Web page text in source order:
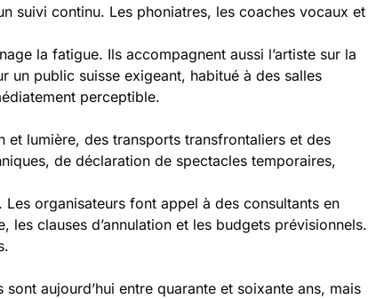
suivi continu. Les phoniatres, les coaches vocaux et
la fatigue. Ils accompagnent aussi l’artiste sur la
un public suisse exigeant, habitué à des salles
perceptible.
et lumière, des transports transfrontaliers et des
de déclaration de spectacles temporaires,
organisateurs font appel à des consultants en
clauses d’annulation et les budgets prévisionnels.
aujourd’hui entre quarante et soixante ans, mais